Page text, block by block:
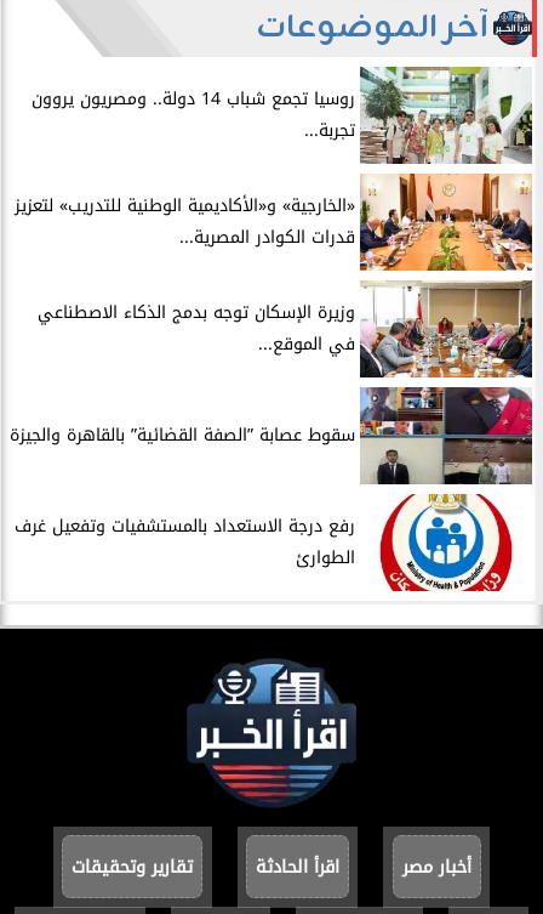
آخر الموضوعات
روسيا تجمع شباب 14 دولة.. ومصريون يروون
تجربة...
​«الخارجية» و«الأكاديمية الوطنية للتدريب» لتعزيز
قدرات الكوادر المصرية...
​وزيرة الإسكان توجه بدمج الذكاء الاصطناعي
في الموقع...
سقوط عصابة ”الصفة القضائية” بالقاهرة والجيزة
​رفع درجة الاستعداد بالمستشفيات وتفعيل غرف
الطوارئ
أخبار مصر اقرأ الحادثة تقارير وتحقيقات